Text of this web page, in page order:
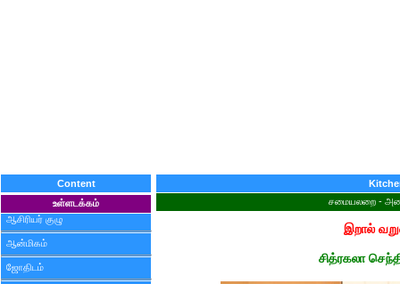
Content
உள்ளடக்கம்
ஆசிரியர் குழு
ஆன்மிகம்
ஜோதிடம்
சமையலறை -
இறால்
சித்ரகலா